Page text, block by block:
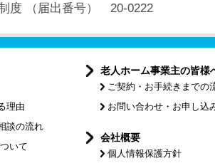
度 （届出番号） 20-0222
理由
談の流れ
いて
老人ホーム事業主の皆様
ご契約・お手続きまでの
お問い合わせ・お申し込
会社概要
個人情報保護方針